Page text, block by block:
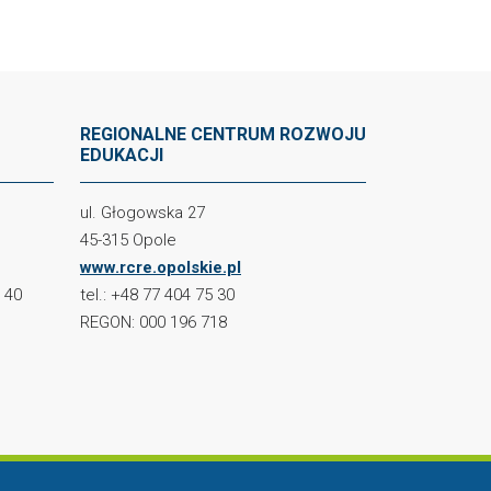
40
REGIONALNE CENTRUM ROZWOJU
EDUKACJI
ul. Głogowska 27
45-315 Opole
www.rcre.opolskie.pl
tel.: +48 77 404 75 30
REGON: 000 196 718